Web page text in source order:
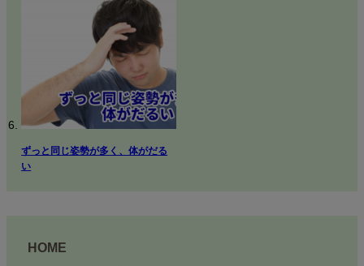
ずっと同じ姿勢が多く、体がだる
い
HOME